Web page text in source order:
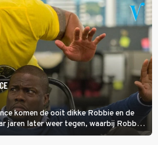
komen de ooit dikke Robbie en de
jaren later weer tegen, waarbij Robbie,
werkzaam voor de CIA, Calvins hulp